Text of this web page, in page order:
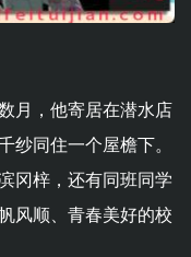
月，他寄居在潜水店
纱同住一个屋檐下。
冈梓，还有同班同学
风顺、青春美好的校